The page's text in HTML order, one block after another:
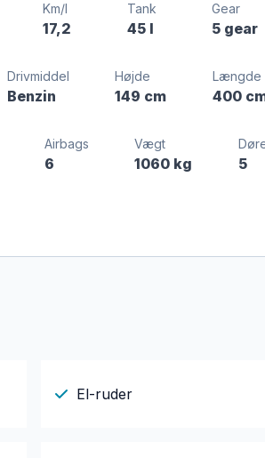
Km/l
17,2
Tank
45 l
Gear
5 gear
Drivmiddel
Benzin
Højde
149 cm
Længde
400
Airbags
6
Vægt
1060 kg 5
El-ruder